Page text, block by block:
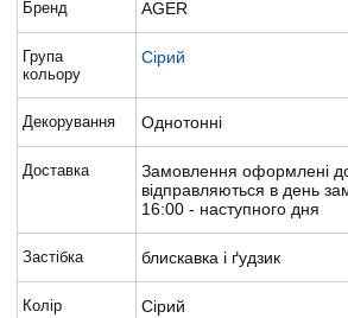
Бренд AGER
Група
кольору
Сірий
Декорування Однотонні
Доставка
Замовлення оформлені
відправляються в день
16:00 - наступного дня
Застібка блискавка і ґудзик
Колір Сірий